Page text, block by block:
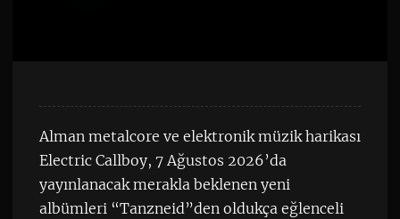
Alman metalcore ve elektronik müzik harikası
Electric Callboy, 7 Ağustos 2026’da
yayınlanacak merakla beklenen yeni
albümleri “Tanzneid”den oldukça eğlenceli